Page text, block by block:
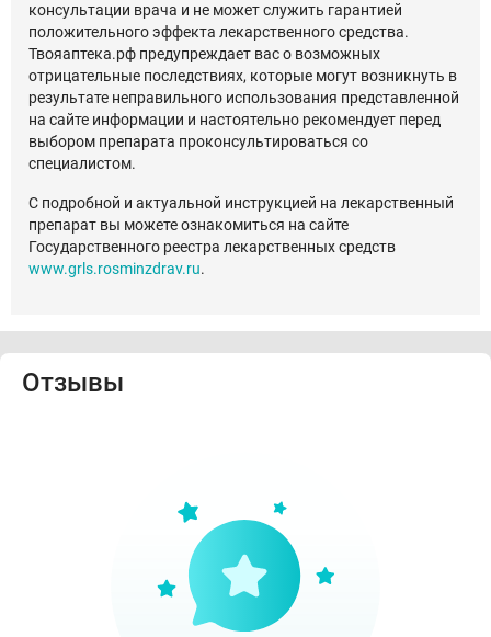
консультации врача и не может служить гарантией
положительного эффекта лекарственного средства.
Твояаптека.рф предупреждает вас о возможных
отрицательные последствиях, которые могут возникнуть в
результате неправильного использования представленной
на сайте информации и настоятельно рекомендует перед
выбором препарата проконсультироваться со
специалистом.
С подробной и актуальной инструкцией на лекарственный
препарат вы можете ознакомиться на сайте
Государственного реестра лекарственных средств
www.grls.rosminzdrav.ru.
Отзывы